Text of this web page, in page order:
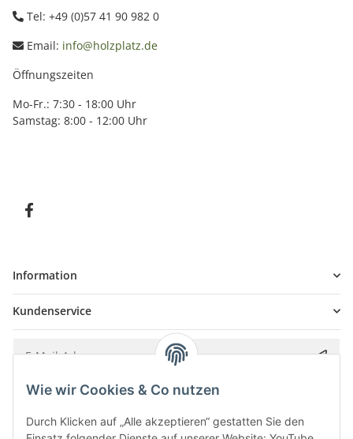
Tel: +49 (0)57 41 90 982 0
Email: info@holzplatz.de
Öffnungszeiten
Mo-Fr.: 7:30 - 18:00 Uhr
Samstag: 8:00 - 12:00 Uhr
Information
Kundenservice
Bitte senden Sie mir entsprechend IhrerDatenschutzerklärung
Wie wir Cookies & Co nutzen
Durch Klicken auf „Alle akzeptieren“ gestatten Sie den